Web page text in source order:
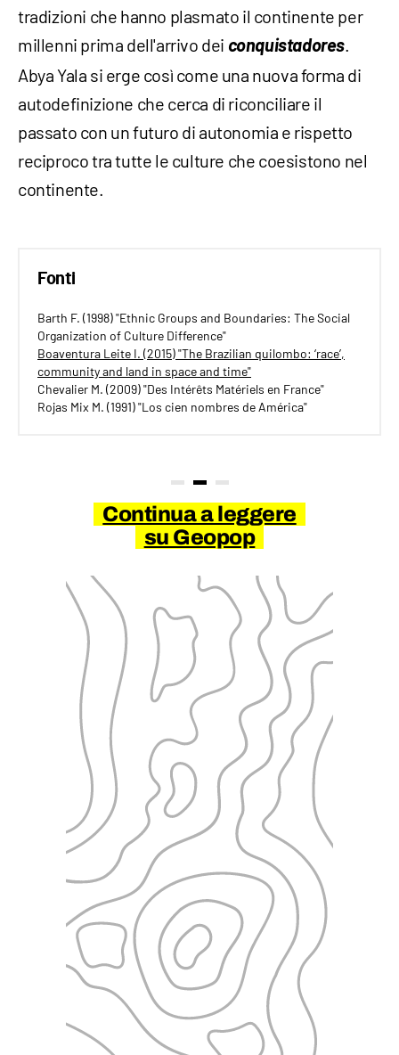
tradizioni che hanno plasmato il continente per
millenni prima dell'arrivo dei conquistadores.
Abya Yala si erge così come una nuova forma di
autodefinizione che cerca di riconciliare il
passato con un futuro di autonomia e rispetto
reciproco tra tutte le culture che coesistono nel
continente.
Fonti
Barth F. (1998) "Ethnic Groups and Boundaries: The Social
Organization of Culture Difference"
Boaventura Leite I. (2015) "The Brazilian quilombo: ‘race’,
community and land in space and time"
Chevalier M. (2009) "Des Intérêts Matériels en France"
Rojas Mix M. (1991) "Los cien nombres de América"
Continua a leggere
su Geopop